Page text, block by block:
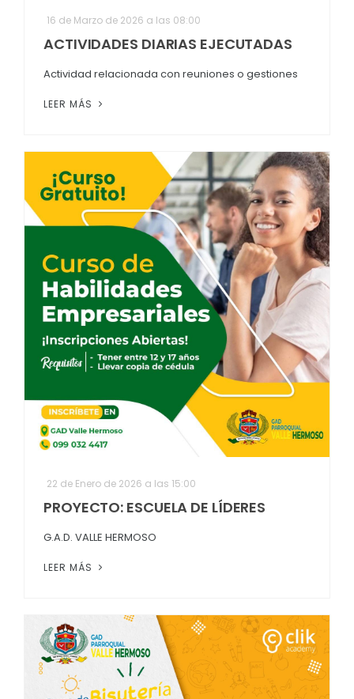
16 de Marzo de 2026 a las 08:00
ACTIVIDADES DIARIAS EJECUTADAS
Actividad relacionada con reuniones o gestiones
LEER MÁS
22 de Enero de 2026 a las 15:00
PROYECTO: ESCUELA DE LÍDERES
G.A.D. VALLE HERMOSO
LEER MÁS